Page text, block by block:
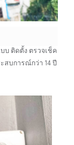
บ ติดตั้ง ตรวจเช็ค
สบการณ์กว่า 14 ปี